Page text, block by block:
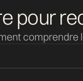
pour
comprendre